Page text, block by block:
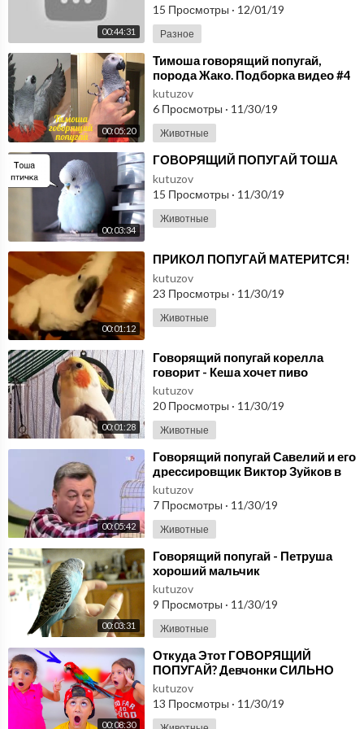
00:44:31
15 Просмотры · 12/01/19
Разное
00:05:20
⁣Тимоша говорящий попугай,
порода Жако. Подборка видео #4
kutuzov
6 Просмотры · 11/30/19
Животные
00:03:34
⁣ГОВОРЯЩИЙ ПОПУГАЙ ТОША
kutuzov
15 Просмотры · 11/30/19
Животные
00:01:12
⁣ПРИКОЛ ПОПУГАЙ МАТЕРИТСЯ!
kutuzov
23 Просмотры · 11/30/19
Животные
00:01:28
⁣Говорящий попугай корелла
говорит - Кеша хочет пиво
kutuzov
20 Просмотры · 11/30/19
Животные
00:05:42
⁣Говорящий попугай Савелий и его
дрессировщик Виктор Зуйков в
студии Настроения на ТВЦ
kutuzov
7 Просмотры · 11/30/19
Животные
00:03:31
⁣Говорящий попугай - Петруша
хороший мальчик
kutuzov
9 Просмотры · 11/30/19
Животные
00:08:30
⁣Откуда Этот ГОВОРЯЩИЙ
ПОПУГАЙ? Девчонки СИЛЬНО
РАЗОЗЛИЛИСЬ!
kutuzov
13 Просмотры · 11/30/19